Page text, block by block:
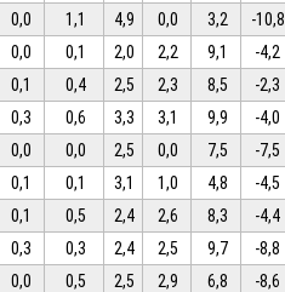
0,0 1,1 4,9 0,0 3,2 -10,8
0,0 0,1 2,0 2,2 9,1 -4,2
0,1 0,4 2,5 2,3 8,5 -2,3
0,3 0,6 3,3 3,1 9,9 -4,0
0,0 0,0 2,5 0,0 7,5 -7,5
0,1 0,1 3,1 1,0 4,8 -4,5
0,1 0,5 2,4 2,6 8,3 -4,4
0,3 0,3 2,4 2,5 9,7 -8,8
0,0 0,5 2,5 2,9 6,8 -8,6